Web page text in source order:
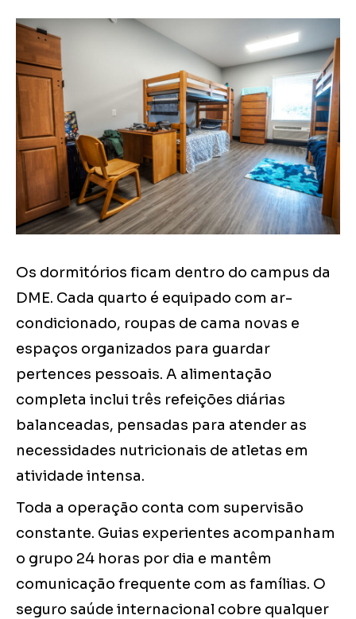
Os dormitórios ficam dentro do campus da
DME. Cada quarto é equipado com ar-
condicionado, roupas de cama novas e
espaços organizados para guardar
pertences pessoais. A alimentação
completa inclui três refeições diárias
balanceadas, pensadas para atender as
necessidades nutricionais de atletas em
atividade intensa.
Toda a operação conta com supervisão
constante. Guias experientes acompanham
o grupo 24 horas por dia e mantêm
comunicação frequente com as famílias. O
seguro saúde internacional cobre qualquer